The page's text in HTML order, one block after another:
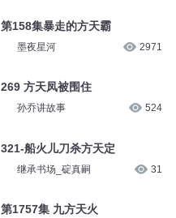
第158集暴走的方天霸
墨夜星河 2971
269 方天凤被围住
孙乔讲故事 524
321-船火儿刀杀方天定
继承书场_碇真嗣 31
第1757集 九方天火